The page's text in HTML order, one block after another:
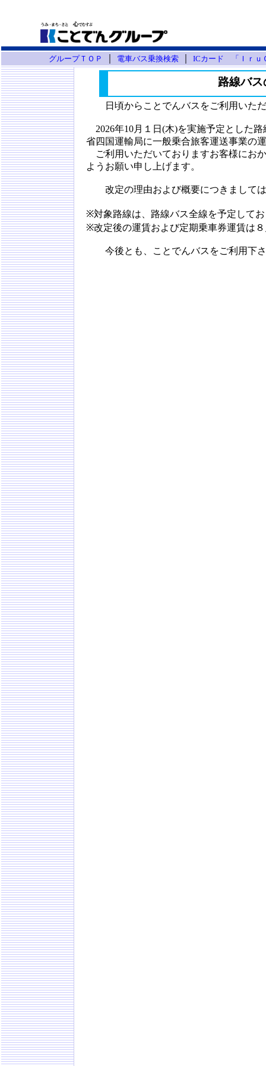
グループＴＯＰ 電車バス乗換検索 ICカード 「Ｉｒｕ
路線バ
日頃からことでんバスをご利用いただ
2026年10月１日(木)を実施予定とした
省四国運輸局に一般乗合旅客運送事業の
ご利用いただいておりますお客様にお
ようお願い申し上げます。
改定の理由および概要につきまして
※対象路線は、路線バス全線を予定して
※改定後の運賃および定期乗車券運賃は
今後とも、ことでんバスをご利用下さ